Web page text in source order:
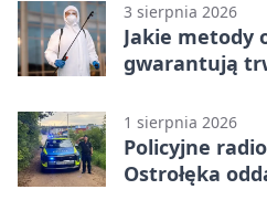
3 sierpnia 2026
Jakie metody
gwarantują
wykonawcę?
1 sierpnia 2026
Policyjne
Ostrołęka